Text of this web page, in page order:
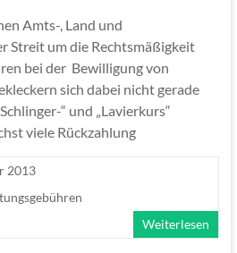
Amts-, Land und
Streit um die Rechtsmäßigkeit
bei der Bewilligung von
sich dabei nicht gerade
“ und „Lavierkurs“
viele Rückzahlung
2013
Weiterlesen